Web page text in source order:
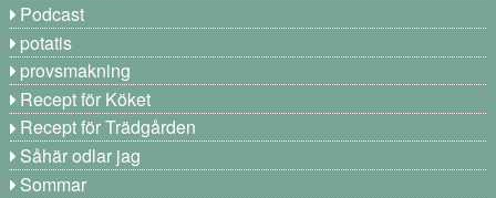
Podcast
potatis
provsmakning
Recept för Köket
Recept för Trädgården
Såhär odlar jag
Sommar